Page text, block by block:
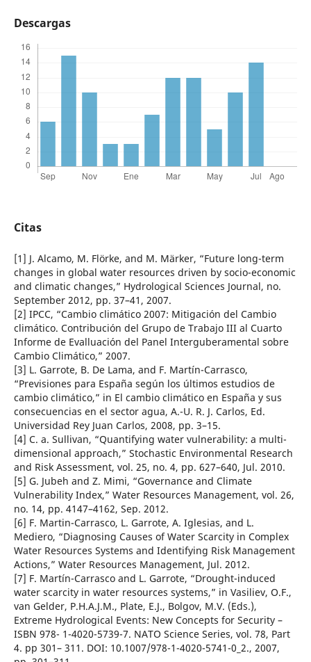
Descargas
Citas
[1] J. Alcamo, M. Flörke, and M. Märker, “Future long-term
changes in global water resources driven by socio-economic
and climatic changes,” Hydrological Sciences Journal, no.
September 2012, pp. 37–41, 2007.
[2] IPCC, “Cambio climático 2007: Mitigación del Cambio
climático. Contribución del Grupo de Trabajo III al Cuarto
Informe de Evalluación del Panel Interguberamental sobre
Cambio Climático,” 2007.
[3] L. Garrote, B. De Lama, and F. Martín-Carrasco,
“Previsiones para España según los últimos estudios de
cambio climático,” in El cambio climático en España y sus
consecuencias en el sector agua, A.-U. R. J. Carlos, Ed.
Universidad Rey Juan Carlos, 2008, pp. 3–15.
[4] C. a. Sullivan, “Quantifying water vulnerability: a multi-
dimensional approach,” Stochastic Environmental Research
and Risk Assessment, vol. 25, no. 4, pp. 627–640, Jul. 2010.
[5] G. Jubeh and Z. Mimi, “Governance and Climate
Vulnerability Index,” Water Resources Management, vol. 26,
no. 14, pp. 4147–4162, Sep. 2012.
[6] F. Martin-Carrasco, L. Garrote, A. Iglesias, and L.
Mediero, “Diagnosing Causes of Water Scarcity in Complex
Water Resources Systems and Identifying Risk Management
Actions,” Water Resources Management, Jul. 2012.
[7] F. Martín-Carrasco and L. Garrote, “Drought-induced
water scarcity in water resources systems,” in Vasiliev, O.F.,
van Gelder, P.H.A.J.M., Plate, E.J., Bolgov, M.V. (Eds.),
Extreme Hydrological Events: New Concepts for Security –
ISBN 978- 1-4020-5739-7. NATO Science Series, vol. 78, Part
4. pp 301– 311. DOI: 10.1007/978-1-4020-5741-0_2., 2007,